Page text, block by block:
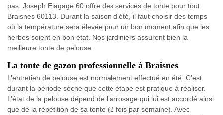
pas. Joseph Elagage 60 offre des services de tonte pour tout
Braisnes 60113. Durant la saison d’été, il faut choisir des temps
où la température sera élevée pour un bon moment afin que les
herbes soient en bon état. Nos jardiniers assurent bien la
meilleure tonte de pelouse.
La tonte de gazon professionnelle à Braisnes
L’entretien de pelouse est normalement effectué en été. C’est
durant la période sèche que cette étape est pratique à réaliser.
L’état de la pelouse dépend de l’arrosage qui lui est accordé ainsi
que de la répétition de sa tonte (2 fois par semaine). Avec